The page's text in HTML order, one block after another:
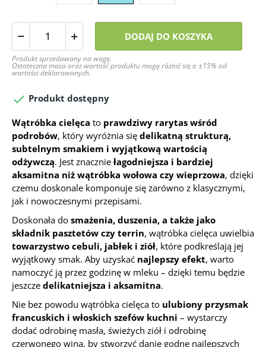
DODAJ DO KOSZYKA
Produkt sprzedawany na wagę.
Ostateczna masa oraz wartość produktu mogą różnić się o ±15% od
wartości deklarowanych.
 Produkt dostępny
Wątróbka cielęca to prawdziwy rarytas wśród
podrobów, który wyróżnia się delikatną strukturą,
subtelnym smakiem i wyjątkową wartością
odżywczą. Jest znacznie łagodniejsza i bardziej
aksamitna niż wątróbka wołowa czy wieprzowa, dzięki
czemu doskonale komponuje się zarówno z klasycznymi,
jak i nowoczesnymi przepisami.
Doskonała do smażenia, duszenia, a także jako
składnik pasztetów czy terrin, wątróbka cielęca uwielbia
towarzystwo cebuli, jabłek i ziół, które podkreślają jej
wyjątkowy smak. Aby uzyskać najlepszy efekt, warto
namoczyć ją przez godzinę w mleku – dzięki temu będzie
jeszcze delikatniejsza i aksamitna.
Nie bez powodu wątróbka cielęca to ulubiony przysmak
francuskich i włoskich szefów kuchni – wystarczy
dodać odrobinę masła, świeżych ziół i odrobinę
czerwonego wina, by stworzyć danie godne najlepszych